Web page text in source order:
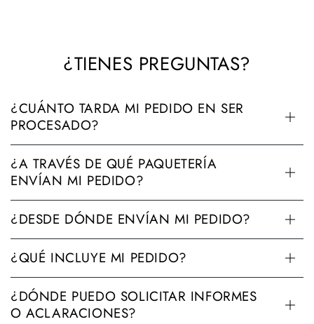
¿TIENES PREGUNTAS?
¿CUÁNTO TARDA MI PEDIDO EN SER
PROCESADO?
¿A TRAVÉS DE QUÉ PAQUETERÍA
ENVÍAN MI PEDIDO?
¿DESDE DÓNDE ENVÍAN MI PEDIDO?
¿QUÉ INCLUYE MI PEDIDO?
¿DÓNDE PUEDO SOLICITAR INFORMES
O ACLARACIONES?